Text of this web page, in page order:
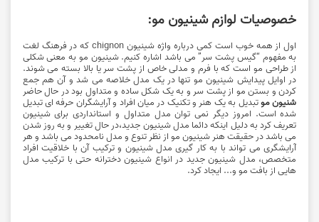
خصوصیات لوازم شینیون مو:
اول از همه خوب است کمی درباره واژه شینیون chignon که در فرهنگ لغت
به مفهوم “گیس پشت سر” می باشد اشاره کنیم. شینیون مو به معنی شکلی
از طراحی مو است که با فرم و مدلی خاص از پشت سر یا بالا بسته می شوند.
در اوایل پیدایش شینیون مو تنها در یک مدل خلاصه می شد و آن هم جمع
کردن و بستن مو از پشت سر و به یک شکل ساده و متداول بود در حال حاضر
شنیون موتبدیل به یک هنر و تکنیک در میان افراد و آرایشگران حرفه ای تبدیل
شده است. امروز دیگر نمی توان مدل متداول و استانداردی برای شینیون
تعریف کرد به دلیل اینکه دائما مدل شینیون جدید،در حال تغییر و به روز شدن
می باشد در حقیقت هنر شینیون مو از نظر تنوع و مدل نامحدود می باشد و هر
آرایشگری می تواند با به کار گیری مدل شینیون و ترکیب آن با خلاقیت افراد
متخصص، مدل شینیون جدید در انواع شینیون دخترانه حتی با ترکیب مدل
هایی از بافت مو و... ایجاد کرد.